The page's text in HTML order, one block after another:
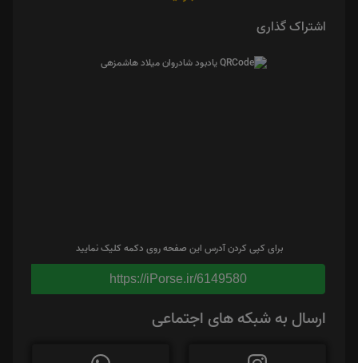
اشتراک گذاری
برای کپی کردن آدرس این صفحه روی دکمه کلیک نمایید
https://iPorse.ir/6149580
ارسال به شبکه های اجتماعی